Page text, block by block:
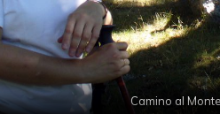
Camino al